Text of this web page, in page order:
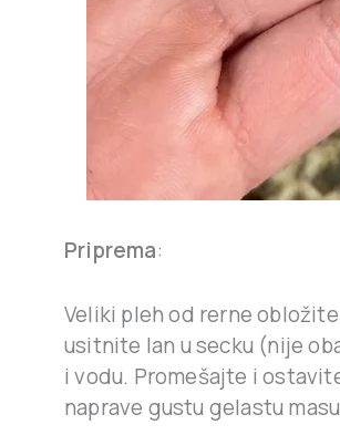
Priprema:
Veliki pleh od rerne
usitnite lan u secku (nije
i vodu. Promešajte i
naprave gustu gelastu